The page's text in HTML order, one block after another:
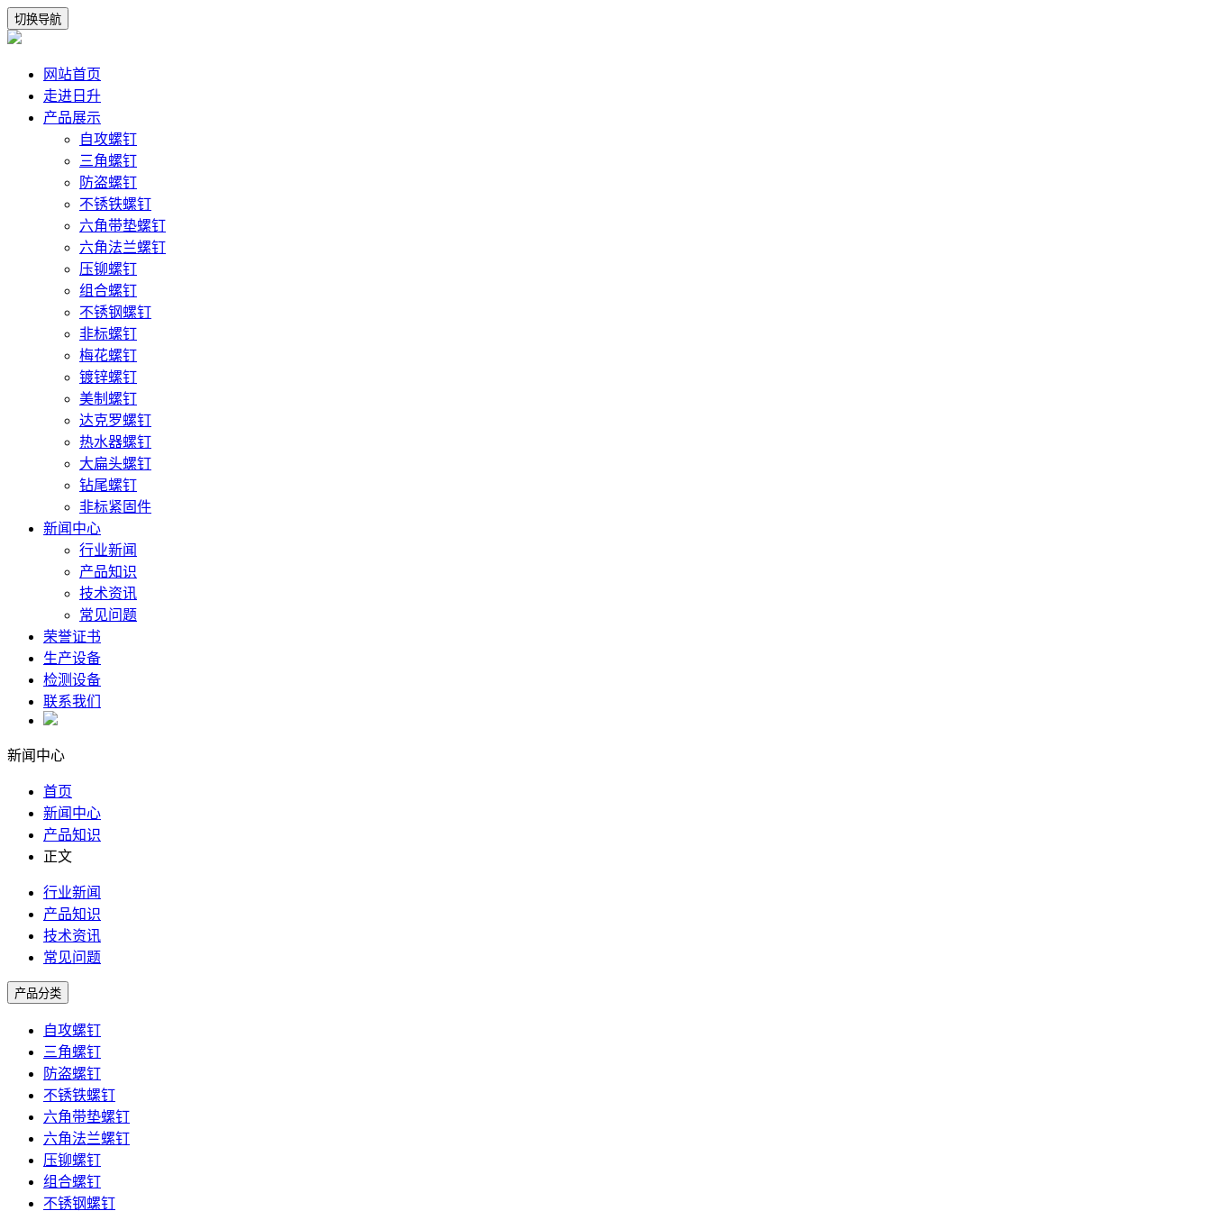
切换导航
网站首页
走进日升
产品展示
自攻螺钉
三角螺钉
防盗螺钉
不锈铁螺钉
六角带垫螺钉
六角法兰螺钉
压铆螺钉
组合螺钉
不锈钢螺钉
非标螺钉
梅花螺钉
镀锌螺钉
美制螺钉
达克罗螺钉
热水器螺钉
大扁头螺钉
钻尾螺钉
非标紧固件
新闻中心
行业新闻
产品知识
技术资讯
常见问题
荣誉证书
生产设备
检测设备
联系我们
新闻中心
首页
新闻中心
产品知识
正文
行业新闻
产品知识
技术资讯
常见问题
产品分类
自攻螺钉
三角螺钉
防盗螺钉
不锈铁螺钉
六角带垫螺钉
六角法兰螺钉
压铆螺钉
组合螺钉
不锈钢螺钉